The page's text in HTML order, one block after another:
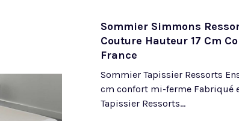
Sommier Simmons
Couture Hauteur 17 Cm
France
Sommier Tapissier Ressorts
cm confort mi-ferme Fabriqué
Tapissier Ressorts...